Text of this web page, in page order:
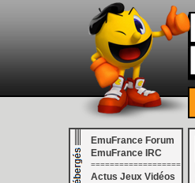
EmuFrance Forum
EmuFrance IRC
===================
Actus Jeux Vidéos